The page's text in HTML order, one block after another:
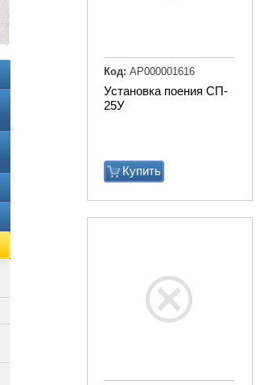
Установка поения СП-
25У
Купить
Код: АР000001616